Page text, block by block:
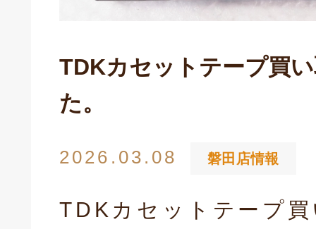
TDKカセットテープ買
た。
2026.03.08 磐田店情報
TDKカセットテープ